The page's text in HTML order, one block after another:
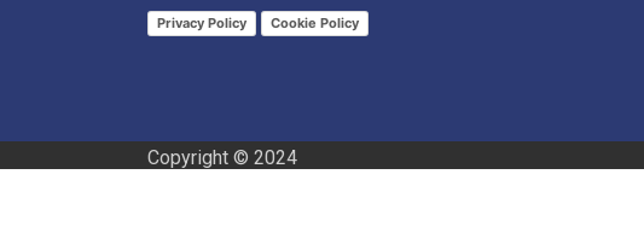
Privacy Policy Cookie Policy
Copyright © 2024